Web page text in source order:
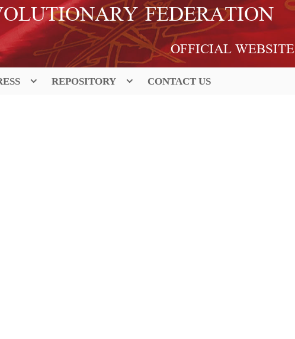
FEDERATION
OFFICIAL WEBSITE
REPOSITORY CONTACT US